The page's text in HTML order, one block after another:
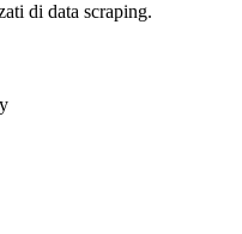
di data scraping.